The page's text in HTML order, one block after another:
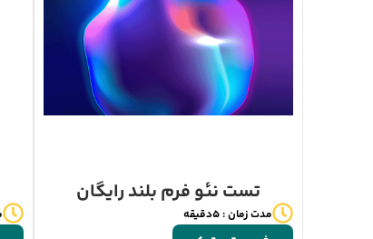
تست نئو فرم بلند رایگان
مدت زمان : 5دقیقه